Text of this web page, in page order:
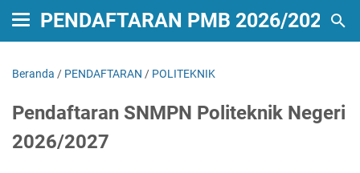
PENDAFTARAN PMB 2026/2027
Beranda / PENDAFTARAN / POLITEKNIK
Pendaftaran SNMPN Politeknik Negeri
2026/2027